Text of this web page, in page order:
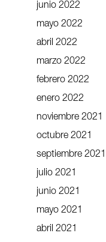
junio 2022
mayo 2022
abril 2022
marzo 2022
febrero 2022
enero 2022
noviembre 2021
octubre 2021
septiembre 2021
julio 2021
junio 2021
mayo 2021
abril 2021